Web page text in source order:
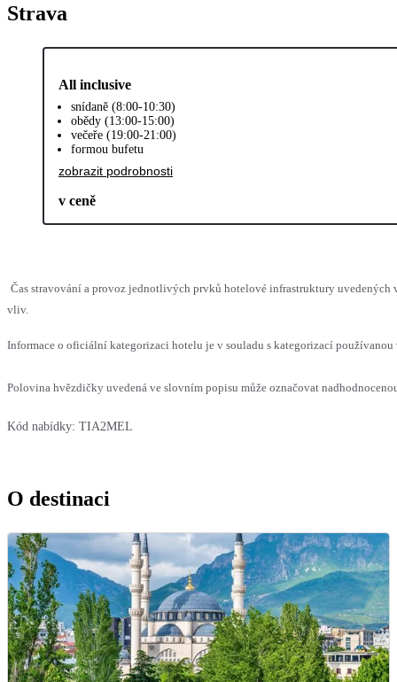
Strava
All inclusive
snídaně (8:00-10:30)
obědy (13:00-15:00)
večeře (19:00-21:00)
formou bufetu
zobrazit podrobnosti
v ceně
Čas stravování a provoz jednotlivých prvků hotelové infrastruktury uvedených
vliv.
Informace o oficiální kategorizaci hotelu je v souladu s kategorizací
Polovina hvězdičky uvedená ve slovním popisu může označovat
Kód nabídky: TIA2MEL
O destinaci